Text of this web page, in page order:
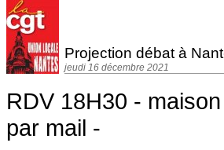
Projection débat à
jeudi 16 décembre 2021
RDV 18H30 -
par mail -